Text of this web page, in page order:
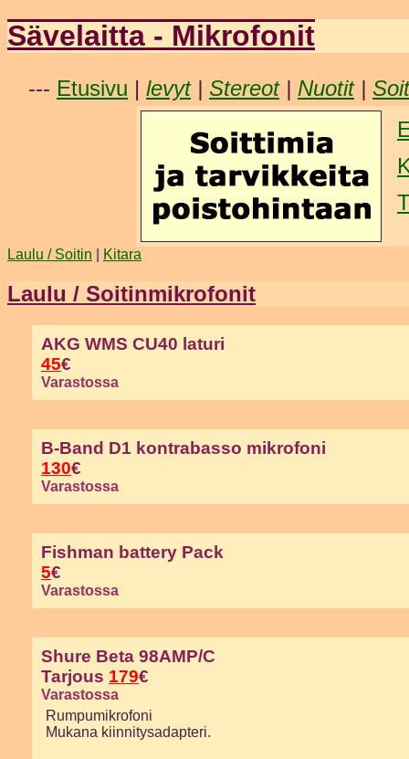
Sävelaitta - Mikrofonit
--- Etusivu | levyt| Stereot| Nuotit|
Laulu / Soitin Kitara
Laulu / Soitinmikrofonit
AKG WMS CU40 laturi
45€
Varastossa
B-Band D1 kontrabasso mikrofoni
130€
Varastossa
Fishman battery Pack
5€
Varastossa
Shure Beta 98AMP/C
Tarjous 179€
Varastossa
Rumpumikrofoni
Mukana kiinnitysadapteri.